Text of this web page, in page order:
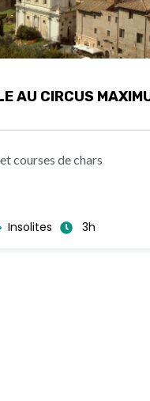
AU CIRCUS
courses de chars
Insolites 3h